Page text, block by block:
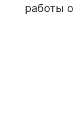
работы